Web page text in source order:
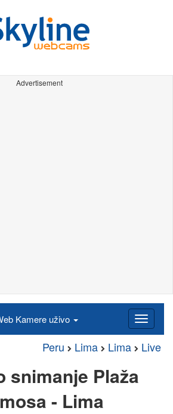
Advertisement
Kamere uživo
Peru Lima Lima Live
snimanje Plaža
- Lima